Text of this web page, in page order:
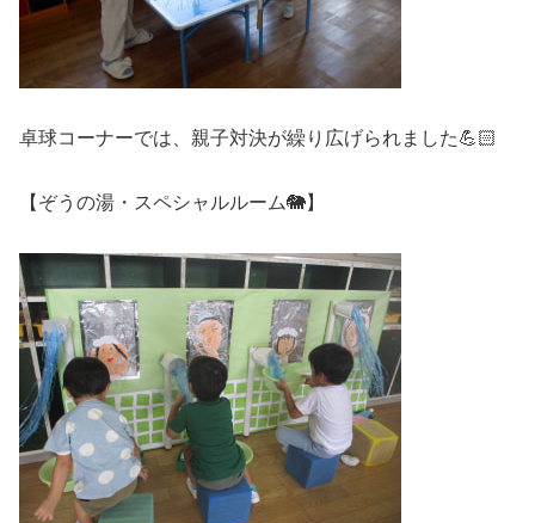
卓球コーナーでは、親子対決が繰り広げられました💪🏻
【ぞうの湯・スペシャルルーム🐘】